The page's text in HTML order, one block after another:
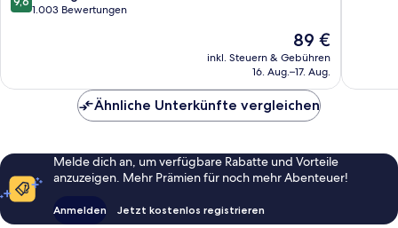
von1.003 Bewertungen
Der
Preis
beträgt
89 €
inkl. Steuern & Gebühren
16. Aug.–17. Aug.
Ähnliche Unterkünfte vergleichen
Melde dich an, um verfügbare Rabatte und Vorteile
anzuzeigen. Mehr Prämien für noch mehr Abenteuer!
Anmelden Jetzt kostenlos registrieren